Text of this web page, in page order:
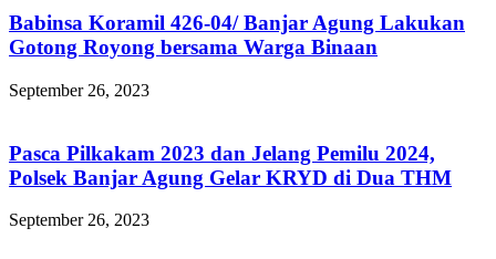
Babinsa Koramil 426-04/ Banjar Agung Lakukan
Gotong Royong bersama Warga Binaan
September 26, 2023
Pasca Pilkakam 2023 dan Jelang Pemilu 2024,
Polsek Banjar Agung Gelar KRYD di Dua THM
September 26, 2023